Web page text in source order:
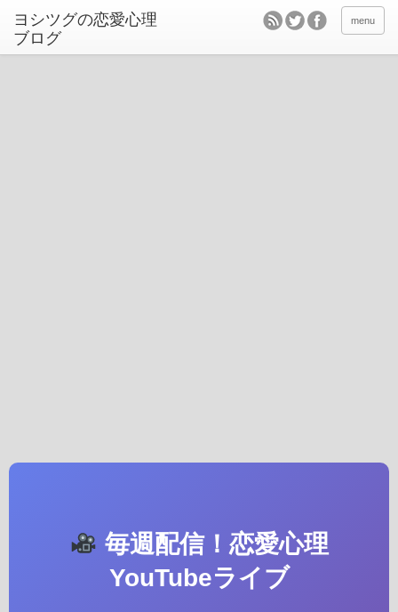
ヨシツグの恋愛心理
ブログ
menu
毎週配信！恋愛心理
YouTubeライブ